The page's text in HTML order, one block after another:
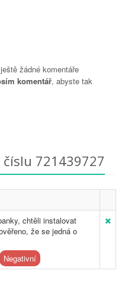
žádné komentáře
komentář, abyste tak
721439727
chtěli instalovat
že se jedná o
Negativní